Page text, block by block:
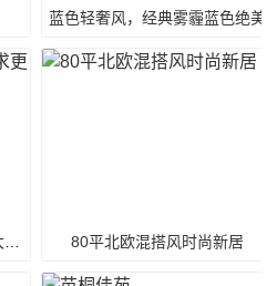
蓝色轻奢风，经典雾霾蓝色绝美
千章墅，叠拼轻奢，寻求更大的价值体验 80平北欧混搭风时尚新居